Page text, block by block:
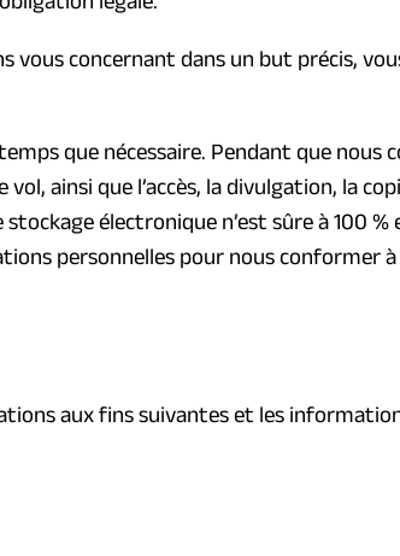
concernant dans un but précis,
que nécessaire. Pendant que
ainsi que l’accès, la divulgation, la
électronique n’est sûre à 100
personnelles pour nous
aux fins suivantes et les